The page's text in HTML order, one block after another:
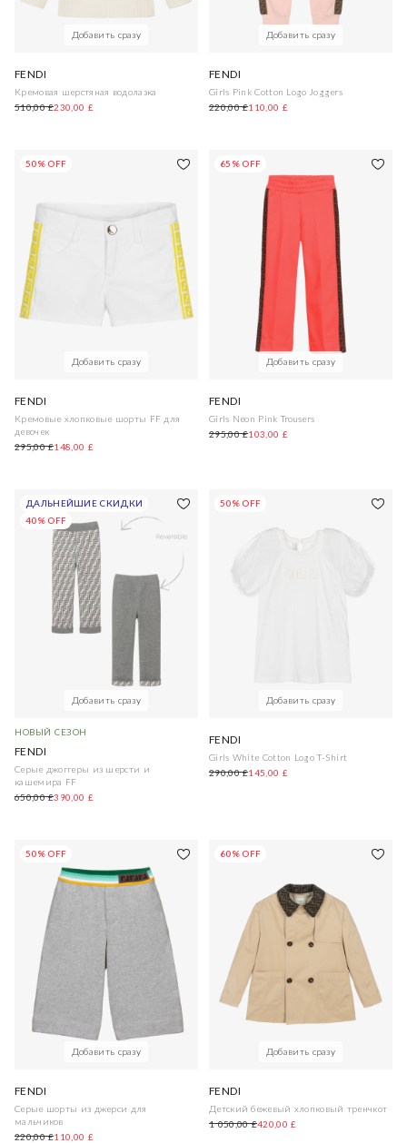
Добавить сразу
FENDI
Кремовая шерстяная водолазка
510,00 £230,00 £
Добавить сразу
FENDI
Girls Pink Cotton Logo Joggers
220,00 £110,00 £
50% OFF
Добавить сразу
FENDI
Кремовые хлопковые шорты FF для
девочек
295,00 £148,00 £
65% OFF
Добавить сразу
FENDI
Girls Neon Pink Trousers
295,00 £103,00 £
ДАЛЬНЕЙШИЕ СКИДКИ
40% OFF
Добавить сразу
НОВЫЙ СЕЗОН
FENDI
Серые джоггеры из шерсти и
кашемира FF
650,00 £390,00 £
50% OFF
Добавить сразу
FENDI
Girls White Cotton Logo T-Shirt
290,00 £145,00 £
50% OFF
Добавить сразу
FENDI
Серые шорты из джерси для
мальчиков
220,00 £110,00 £
60% OFF
Добавить сразу
FENDI
Детский бежевый хлопковый тренчкот
1 050,00 £420,00 £